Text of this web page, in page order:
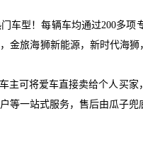
车型！每辆车均通过200多
金旅海狮新能源，新时代海
主可将爱车直接卖给个人买
等一站式服务，售后由瓜子兜